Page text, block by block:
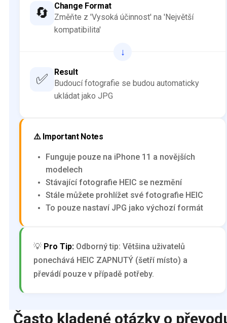
🔄
Change Format
Změňte z 'Vysoká účinnost' na 'Největší
kompatibilita'
↓
✅
Result
Budoucí fotografie se budou automaticky
ukládat jako JPG
⚠️ Important Notes
Funguje pouze na iPhone 11 a novějších
modelech
Stávající fotografie HEIC se nezmění
Stále můžete prohlížet své fotografie HEIC
To pouze nastaví JPG jako výchozí formát
💡 Pro Tip: Odborný tip: Většina uživatelů
ponechává HEIC ZAPNUTÝ (šetří místo) a
převádí pouze v případě potřeby.
Často kladené otázky o